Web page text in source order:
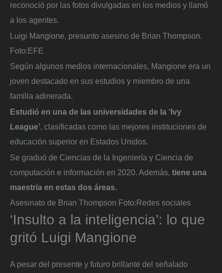
reconoció por las fotos divulgadas en los medios y llamó
a los agentes.
Luigi Mangione, presunto asesino de Brian Thompson.
Foto:EFE
Según algunos medios internacionales, Mangione era un
joven destacado en sus estudios y miembro de una
familia adinerada.
Estudió en una de las universidades de la ‘Ivy
League’, clasificadas como las mejores instituciones de
educación superior en Estados Unidos.
Se graduó de Ciencias de la Ingeniería y Ciencia de
computación e información en 2020. Además, tiene una
maestría en estas dos áreas.
Asesinato de Brian Thompson Foto:Redes sociales
‘Insulto a la inteligencia’: lo que
gritó Luigi Mangione
A pesar del presente y futuro brillante del señalado